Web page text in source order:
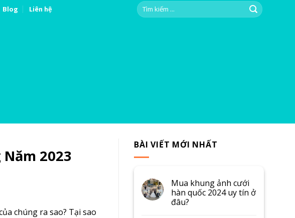
Blog Liên hệ
Search
for:
2023
chúng ra sao? Tại sao
BÀI VIẾT MỚI NHẤT
Mua khung ảnh cưới
hàn quốc 2024 uy tín ở
đâu?